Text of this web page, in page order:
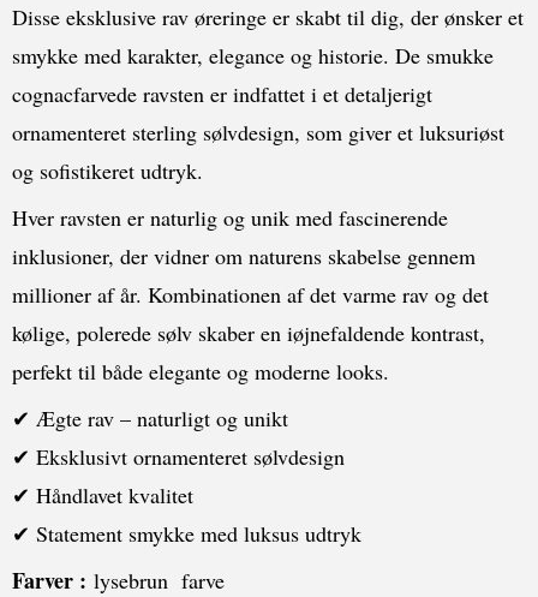
Disse eksklusive rav øreringe er skabt til dig, der ønsker et
smykke med karakter, elegance og historie. De smukke
cognacfarvede ravsten er indfattet i et detaljerigt
ornamenteret sterling sølvdesign, som giver et luksuriøst
og sofistikeret udtryk.
Hver ravsten er naturlig og unik med fascinerende
inklusioner, der vidner om naturens skabelse gennem
millioner af år. Kombinationen af det varme rav og det
kølige, polerede sølv skaber en iøjnefaldende kontrast,
perfekt til både elegante og moderne looks.
✔ Ægte rav – naturligt og unikt
✔ Eksklusivt ornamenteret sølvdesign
✔ Håndlavet kvalitet
✔ Statement smykke med luksus udtryk
Farver : lysebrun farve